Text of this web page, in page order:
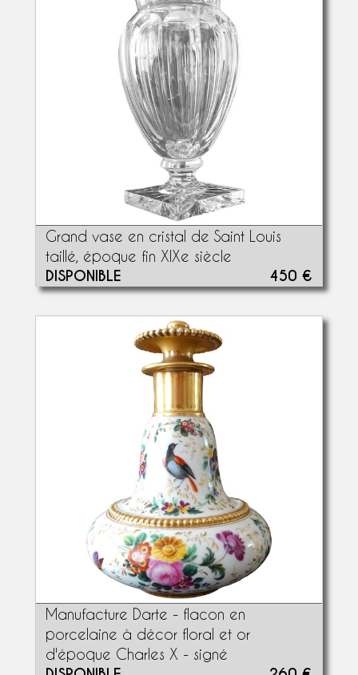
Grand vase en cristal de Saint Louis
taillé, époque fin XIXe siècle
DISPONIBLE 450 €
Manufacture Darte - flacon en
porcelaine à décor floral et or
d'époque Charles X - signé